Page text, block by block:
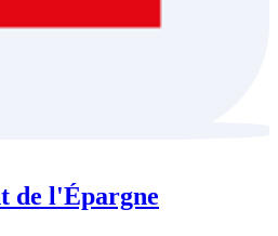
de l'Épargne